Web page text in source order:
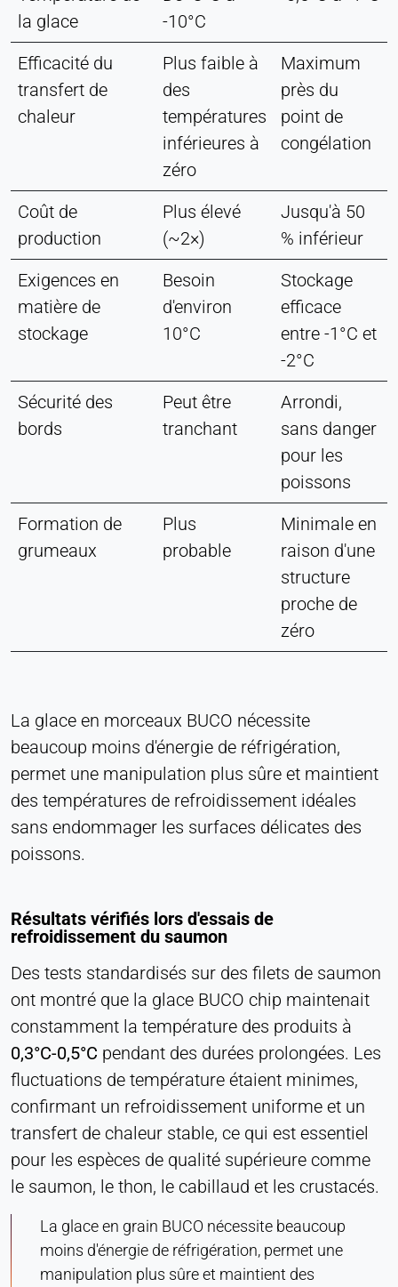
la glace
-10°C
Efficacité du
transfert de
chaleur
Plus faible à
des
températures
inférieures à
zéro
Maximum
près du
point de
congélation
Coût de
production
Plus élevé
(~2×)
Jusqu'à 50
% inférieur
Exigences en
matière de
stockage
Besoin
d'environ
10°C
Stockage
efficace
entre -1°C et
-2°C
Sécurité des
bords
Peut être
tranchant
Arrondi,
sans danger
pour les
poissons
Formation de
grumeaux
Plus
probable
Minimale en
raison d'une
structure
proche de
zéro
La glace en morceaux BUCO nécessite
beaucoup moins d'énergie de réfrigération,
permet une manipulation plus sûre et maintient
des températures de refroidissement idéales
sans endommager les surfaces délicates des
poissons.
Résultats vérifiés lors d'essais de
refroidissement du saumon
Des tests standardisés sur des filets de saumon
ont montré que la glace BUCO chip maintenait
constamment la température des produits à
0,3°C-0,5°C pendant des durées prolongées. Les
fluctuations de température étaient minimes,
confirmant un refroidissement uniforme et un
transfert de chaleur stable, ce qui est essentiel
pour les espèces de qualité supérieure comme
le saumon, le thon, le cabillaud et les crustacés.
La glace en grain BUCO nécessite beaucoup
moins d'énergie de réfrigération, permet une
manipulation plus sûre et maintient des